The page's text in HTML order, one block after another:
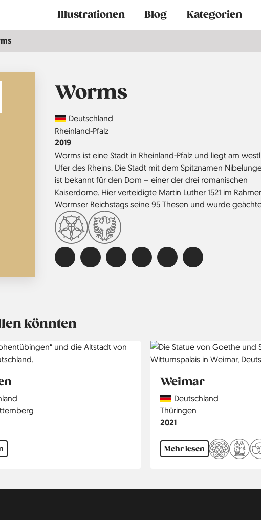
Main
navigation
Illustrationen Blog Kategorien
Worms
CountryDeutschland
Region
Rheinland-Pfalz
Jahr
2019
Worms ist eine Stadt in Rheinland-Pfalz und liegt am
Ufer des Rheins. Die Stadt mit dem Spitznamen
ist bekannt für den Dom – einer der drei romanischen
Kaiserdome. Hier verteidigte Martin Luther 1521 im
Wormser Reichstags seine 95 Thesen und wurde
könnten
Weimar
CountryDeutschland
Region
Thüringen
Jahr
2021
Mehr lesen